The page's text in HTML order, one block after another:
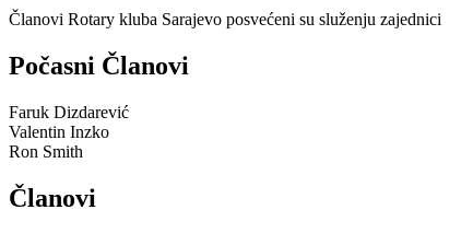
Članovi Rotary kluba Sarajevo posvećeni su služenju zajednici
Počasni Članovi
Faruk Dizdarević
Valentin Inzko
Ron Smith
Članovi